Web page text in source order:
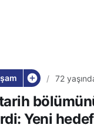
72
Yeni
Yeni